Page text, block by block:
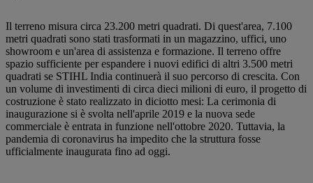
Il terreno misura circa 23.200 metri quadrati. Di quest'area, 7.100
metri quadrati sono stati trasformati in un magazzino, uffici, uno
showroom e un'area di assistenza e formazione. Il terreno offre
spazio sufficiente per espandere i nuovi edifici di altri 3.500 metri
quadrati se STIHL India continuerà il suo percorso di crescita. Con
un volume di investimenti di circa dieci milioni di euro, il progetto di
costruzione è stato realizzato in diciotto mesi: La cerimonia di
inaugurazione si è svolta nell'aprile 2019 e la nuova sede
commerciale è entrata in funzione nell'ottobre 2020. Tuttavia, la
pandemia di coronavirus ha impedito che la struttura fosse
ufficialmente inaugurata fino ad oggi.